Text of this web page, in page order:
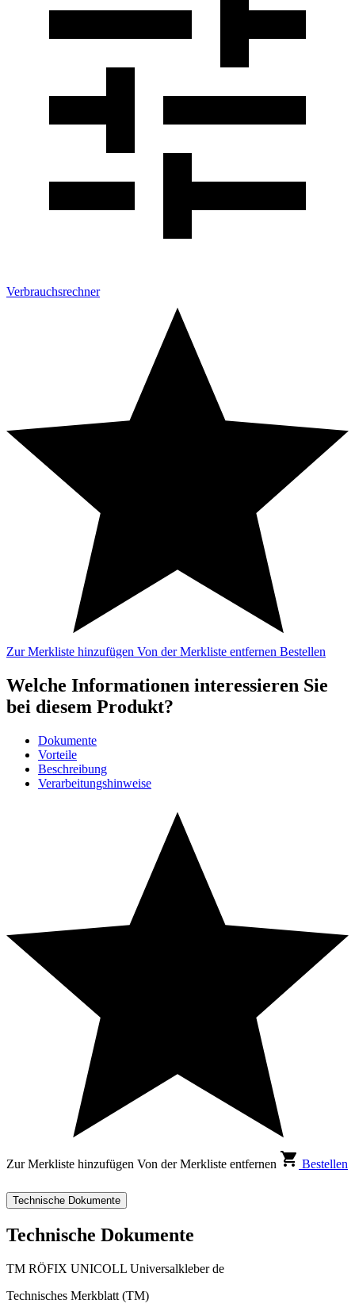
Verbrauchsrechner
Zur Merkliste hinzufügen Von der Merkliste entfernen Bestellen
Welche Informationen interessieren Sie
bei diesem Produkt?
Dokumente
Vorteile
Beschreibung
Verarbeitungshinweise
Zur Merkliste hinzufügen Von der Merkliste entfernen Bestellen
Technische Dokumente
Technische Dokumente
TM RÖFIX UNICOLL Universalkleber de
Technisches Merkblatt (TM)